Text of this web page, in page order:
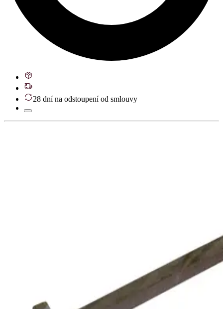
28 dní na odstoupení od smlouvy